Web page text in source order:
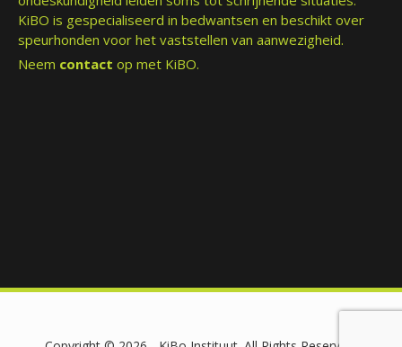
KiBO is gespecialiseerd in bedwantsen en beschikt over
speurhonden voor het vaststellen van aanwezigheid.
Neem contact op met KiBO.